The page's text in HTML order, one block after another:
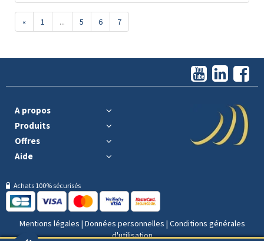
« 1 ... 5 6 7
A propos
Produits
Offres
Aide
Achats 100% sécurisés
Mentions légales | Données personnelles | Conditions générales
d'utilisation